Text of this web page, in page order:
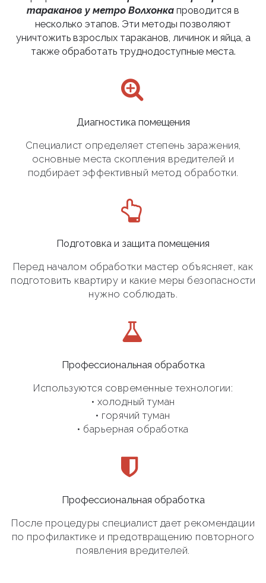
тараканов у метро Волхонка проводится в
несколько этапов. Эти методы позволяют
уничтожить взрослых тараканов, личинок и яйца, а
также обработать труднодоступные места.
Диагностика помещения
Специалист определяет степень заражения,
основные места скопления вредителей и
подбирает эффективный метод обработки.
Подготовка и защита помещения
Перед началом обработки мастер объясняет, как
подготовить квартиру и какие меры безопасности
нужно соблюдать.
Профессиональная обработка
Используются современные технологии:
• холодный туман
• горячий туман
• барьерная обработка
Профессиональная обработка
После процедуры специалист дает рекомендации
по профилактике и предотвращению повторного
появления вредителей.